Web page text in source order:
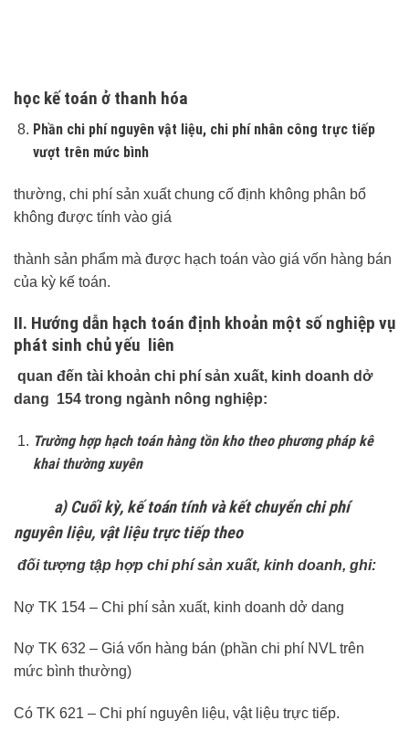
học kế toán ở thanh hóa
Phần chi phí nguyên vật liệu, chi phí nhân công trực tiếp
vượt trên mức bình
thường, chi phí sản xuất chung cố định không phân bổ
không được tính vào giá
thành sản phẩm mà được hạch toán vào giá vốn hàng bán
của kỳ kế toán.
II. Hướng dẫn hạch toán định khoản một số nghiệp vụ
phát sinh chủ yếu liên
quan đến tài khoản chi phí sản xuất, kinh doanh dở
dang 154 trong ngành nông nghiệp:
Trường hợp hạch toán hàng tồn kho theo phương pháp kê
khai thường xuyên
a) Cuối kỳ, kế toán tính và kết chuyển chi phí
nguyên liệu, vật liệu trực tiếp theo
đối tượng tập hợp chi phí sản xuất, kinh doanh, ghi:
Nợ TK 154 – Chi phí sản xuất, kinh doanh dở dang
Nợ TK 632 – Giá vốn hàng bán (phần chi phí NVL trên
mức bình thường)
Có TK 621 – Chi phí nguyên liệu, vật liệu trực tiếp.